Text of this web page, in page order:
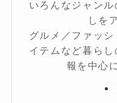
いろんなジャン
しを
グルメ／ファッ
イテムなど暮ら
報を中心